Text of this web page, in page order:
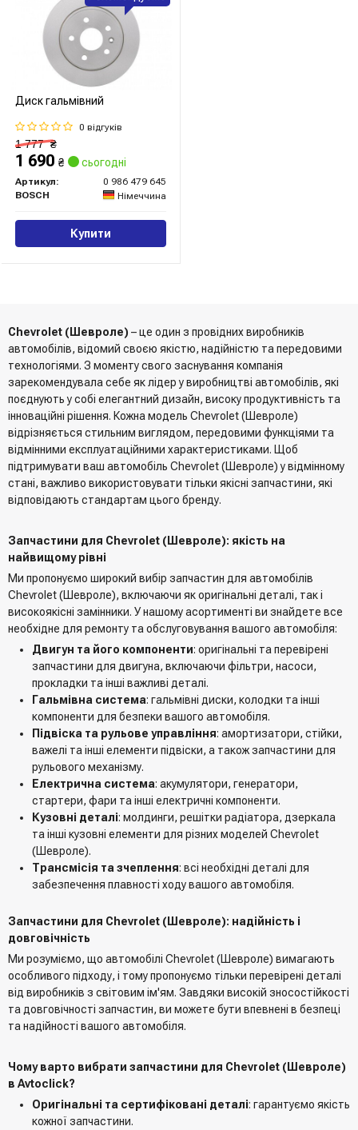
Диск гальмівний
0 відгуків
1 777₴
1 690 ₴ сьогодні
Артикул:
0 986 479 645
BOSCH
Німеччина
Купити
Chevrolet (Шевроле) – це один з провідних виробників
автомобілів, відомий своєю якістю, надійністю та передовими
технологіями. З моменту свого заснування компанія
зарекомендувала себе як лідер у виробництві автомобілів, які
поєднують у собі елегантний дизайн, високу продуктивність та
інноваційні рішення. Кожна модель Chevrolet (Шевроле)
відрізняється стильним виглядом, передовими функціями та
відмінними експлуатаційними характеристиками. Щоб
підтримувати ваш автомобіль Chevrolet (Шевроле) у відмінному
стані, важливо використовувати тільки якісні запчастини, які
відповідають стандартам цього бренду.
Запчастини для Chevrolet (Шевроле): якість на
найвищому рівні
Ми пропонуємо широкий вибір запчастин для автомобілів
Chevrolet (Шевроле), включаючи як оригінальні деталі, так і
високоякісні замінники. У нашому асортименті ви знайдете все
необхідне для ремонту та обслуговування вашого автомобіля:
Двигун та його компоненти: оригінальні та перевірені
запчастини для двигуна, включаючи фільтри, насоси,
прокладки та інші важливі деталі.
Гальмівна система: гальмівні диски, колодки та інші
компоненти для безпеки вашого автомобіля.
Підвіска та рульове управління: амортизатори, стійки,
важелі та інші елементи підвіски, а також запчастини для
рульового механізму.
Електрична система: акумулятори, генератори,
стартери, фари та інші електричні компоненти.
Кузовні деталі: молдинги, решітки радіатора, дзеркала
та інші кузовні елементи для різних моделей Chevrolet
(Шевроле).
Трансмісія та зчеплення: всі необхідні деталі для
забезпечення плавності ходу вашого автомобіля.
Запчастини для Chevrolet (Шевроле): надійність і
довговічність
Ми розуміємо, що автомобілі Chevrolet (Шевроле) вимагають
особливого підходу, і тому пропонуємо тільки перевірені деталі
від виробників з світовим ім'ям. Завдяки високій зносостійкості
та довговічності запчастин, ви можете бути впевнені в безпеці
та надійності вашого автомобіля.
Чому варто вибрати запчастини для Chevrolet (Шевроле)
в Avtoclick?
Оригінальні та сертифіковані деталі: гарантуємо якість
кожної запчастини.